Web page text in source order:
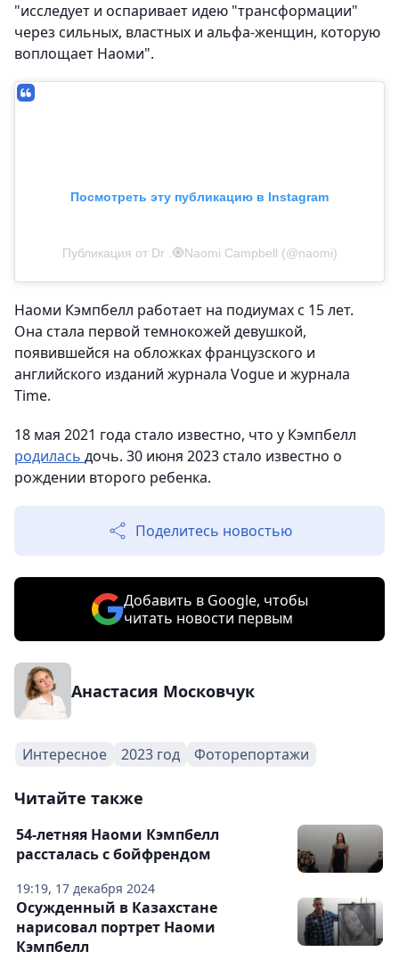
"исследует и оспаривает идею "трансформации"
через сильных, властных и альфа-женщин, которую
воплощает Наоми".
Посмотреть эту публикацию в Instagram
Публикация от Dr .🧿Naomi Campbell (@naomi)
Наоми Кэмпбелл работает на подиумах с 15 лет.
Она стала первой темнокожей девушкой,
появившейся на обложках французского и
английского изданий журнала Vogue и журнала
Time.
18 мая 2021 года стало известно, что у Кэмпбелл
родилась дочь. 30 июня 2023 стало известно о
рождении второго ребенка.
Поделитесь новостью
Добавить в Google, чтобы
читать новости первым
Анастасия Московчук
Интересное 2023 год Фоторепортажи
Читайте также
19:19, 17 декабря 2024
54-летняя Наоми Кэмпбелл
рассталась с бойфрендом
Осужденный в Казахстане
нарисовал портрет Наоми
Кэмпбелл